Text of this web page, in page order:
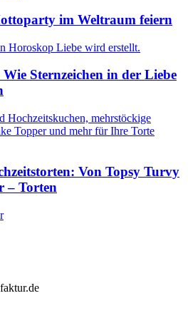
im Weltraum feiern
Sternzeichen in der Liebe
Von Topsy Turvy
– Torten